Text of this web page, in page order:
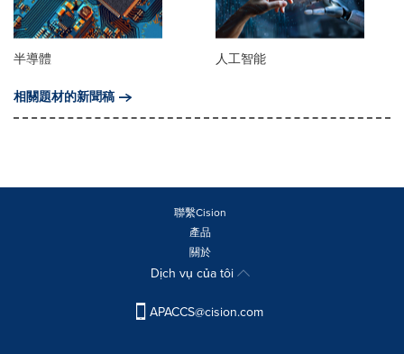
半導體
人工智能
相關題材的新聞稿
聯繫Cision
產品
關於
Dịch vụ của tôi
APACCS@cision.com